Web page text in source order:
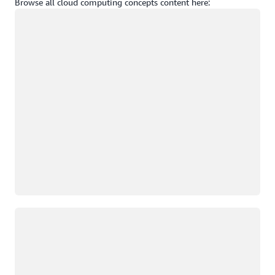
Browse all cloud computing concepts content here: